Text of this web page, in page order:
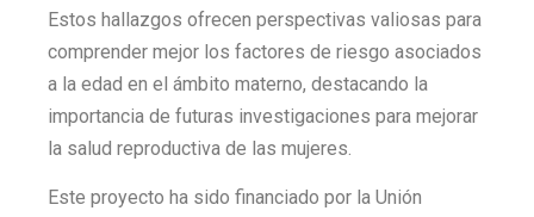
Estos hallazgos ofrecen perspectivas valiosas para
comprender mejor los factores de riesgo asociados
a la edad en el ámbito materno, destacando la
importancia de futuras investigaciones para mejorar
la salud reproductiva de las mujeres.
Este proyecto ha sido financiado por la Unión